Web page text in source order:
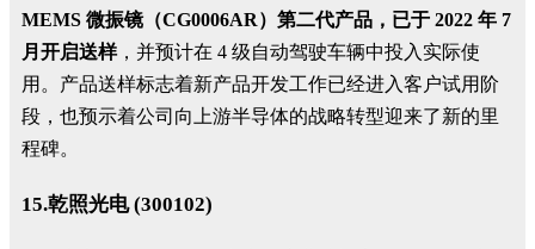
MEMS 微振镜（CG0006AR）第二代产品，已于 2022 年 7
月开启送样，并预计在 4 级自动驾驶车辆中投入实际使
用。产品送样标志着新产品开发工作已经进入客户试用阶
段，也预示着公司向上游半导体的战略转型迎来了新的里
程碑。
15.乾照光电 (300102)